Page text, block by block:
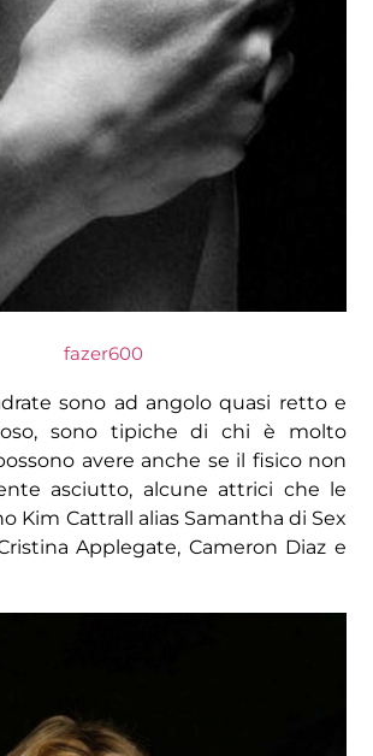
fazer600
sono ad angolo quasi retto e
sono tipiche di chi è molto
avere anche se il fisico non
asciutto, alcune attrici che le
Kim Cattrall alias Samantha di Sex
Applegate, Cameron Diaz e